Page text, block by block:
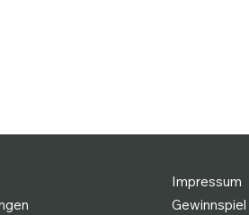
Impressum
Gewinnspiel